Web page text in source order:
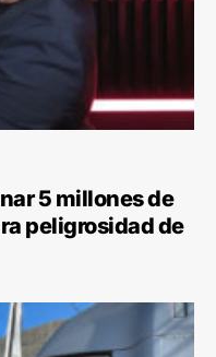
5 millones de
peligrosidad de